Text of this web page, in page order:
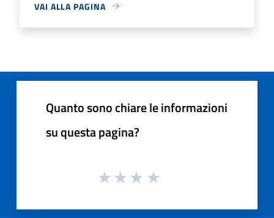
VAI ALLA PAGINA
Quanto sono chiare le informazioni
su questa pagina?